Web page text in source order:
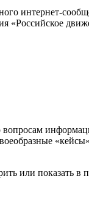
интернет-
«Российское
или показать в